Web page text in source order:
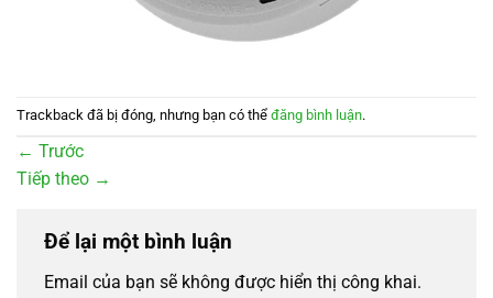
Trackback đã bị đóng, nhưng bạn có thể đăng bình luận.
← Trước
Tiếp theo →
Để lại một bình luận
Email của bạn sẽ không được hiển thị công khai.